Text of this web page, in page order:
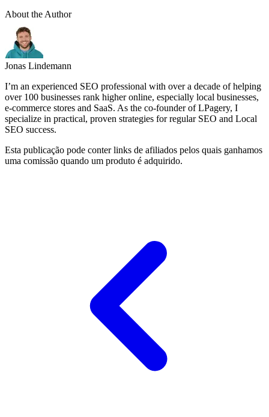
About the Author
Jonas Lindemann
I’m an experienced SEO professional with over a decade of helping
over 100 businesses rank higher online, especially local businesses,
e-commerce stores and SaaS. As the co-founder of LPagery, I
specialize in practical, proven strategies for regular SEO and Local
SEO success.
Esta publicação pode conter links de afiliados pelos quais ganhamos
uma comissão quando um produto é adquirido.